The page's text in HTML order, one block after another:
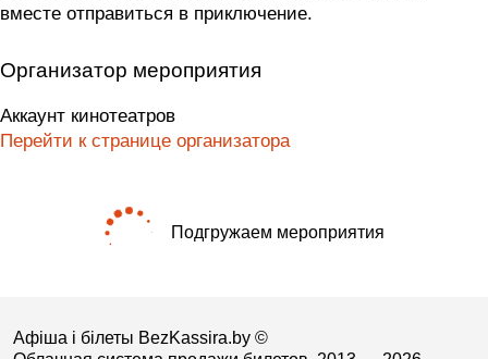
вместе отправиться в приключение.
Организатор мероприятия
Аккаунт кинотеатров
Перейти к странице организатора
Подгружаем мероприятия
Афіша і білеты BezKassira.by ©